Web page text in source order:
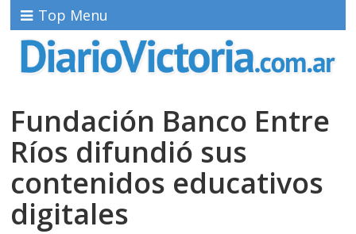
Top Menu
Fundación Banco Entre
Ríos difundió sus
contenidos educativos
digitales